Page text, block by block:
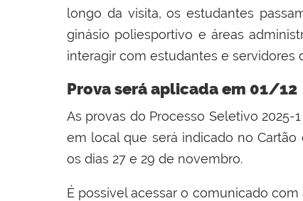
longo da visita, os estudantes
ginásio poliesportivo e áreas
interagir com estudantes e servidores
Prova será aplicada em 01/12
As provas do Processo Seletivo 2025-
em local que será indicado no
os dias 27 e 29 de novembro.
É possível acessar o comunicado